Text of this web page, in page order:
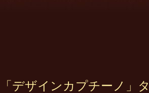
「デザインカプチーノ」